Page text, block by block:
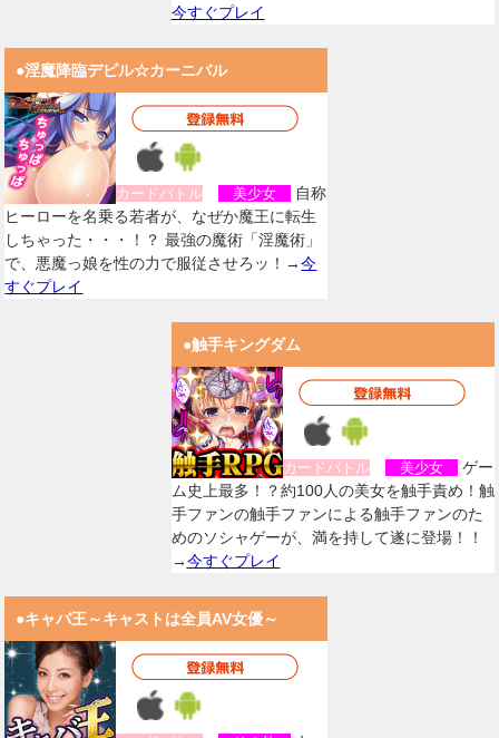
今すぐプレイ
●淫魔降臨デビル☆カーニバル
カードバトル 美少女
自称
ヒーローを名乗る若者が、なぜか魔王に転生
しちゃった・・・！？ 最強の魔術「淫魔術」
で、悪魔っ娘を性の力で服従させろッ！→今
すぐプレイ
●触手キングダム
カードバトル 美少女
ゲー
ム史上最多！？約100人の美女を触手責め！触
手ファンの触手ファンによる触手ファンのた
めのソシャゲーが、満を持して遂に登場！！
→今すぐプレイ
●キャバ王～キャストは全員AV女優～